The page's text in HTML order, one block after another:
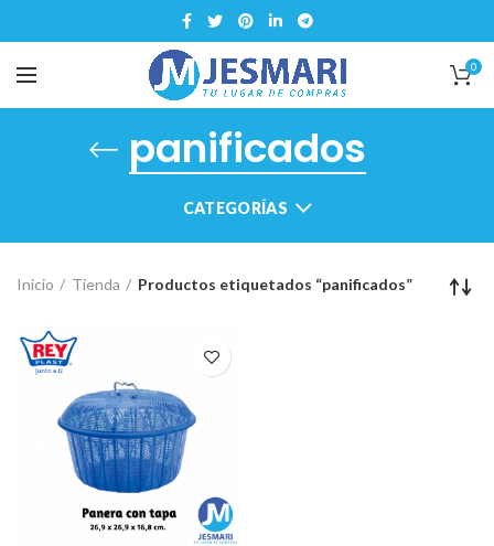
0
panificados
CATEGORÍAS
Inicio Tienda Productos etiquetados “panificados”